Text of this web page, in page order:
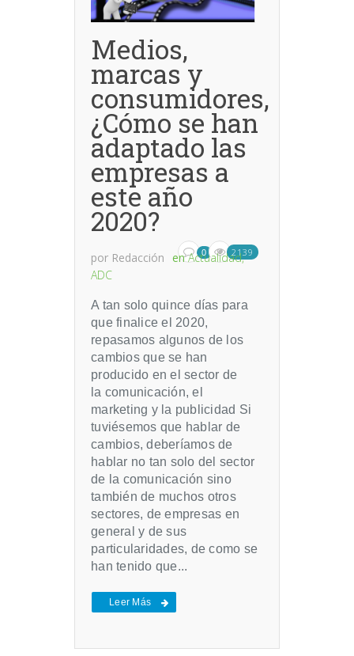
Medios,
marcas y
consumidores,
¿Cómo se han
adaptado las
empresas a
este año
2020?
por Redacción en Actualidad,
ADC
0 2139
A tan solo quince días para
que finalice el 2020,
repasamos algunos de los
cambios que se han
producido en el sector de
la comunicación, el
marketing y la publicidad Si
tuviésemos que hablar de
cambios, deberíamos de
hablar no tan solo del sector
de la comunicación sino
también de muchos otros
sectores, de empresas en
general y de sus
particularidades, de como se
han tenido que...
Leer Más